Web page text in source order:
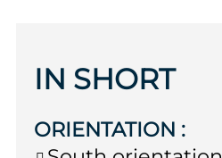
IN SHORT
ORIENTATION :